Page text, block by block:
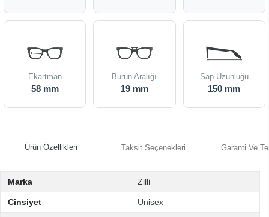
Ekartman
58 mm
Burun Aralığı
19 mm
Sap Uzunluğu
150 mm
Ürün Özellikleri Taksit Seçenekleri Garanti Ve
Marka Zilli
Cinsiyet Unisex